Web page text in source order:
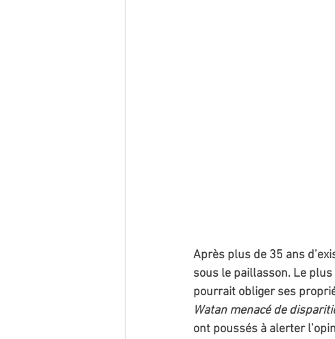
Après plus de 35 ans
sous le paillasson. Le
pourrait obliger ses
Watan menacé de
ont poussés à alerter